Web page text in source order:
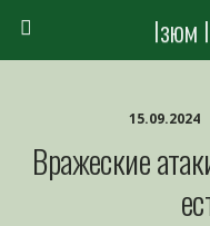
Ізюм
15.09.2024
Вражеские